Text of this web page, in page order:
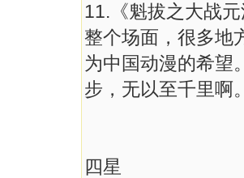
11.《魁拔之大战
整个场面，很多地
为中国动漫的希望
步，无以至千里啊。
四星